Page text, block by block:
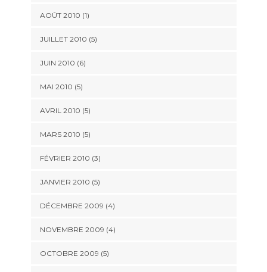
AOÛT 2010 (1)
JUILLET 2010 (5)
JUIN 2010 (6)
MAI 2010 (5)
AVRIL 2010 (5)
MARS 2010 (5)
FÉVRIER 2010 (3)
JANVIER 2010 (5)
DÉCEMBRE 2009 (4)
NOVEMBRE 2009 (4)
OCTOBRE 2009 (5)